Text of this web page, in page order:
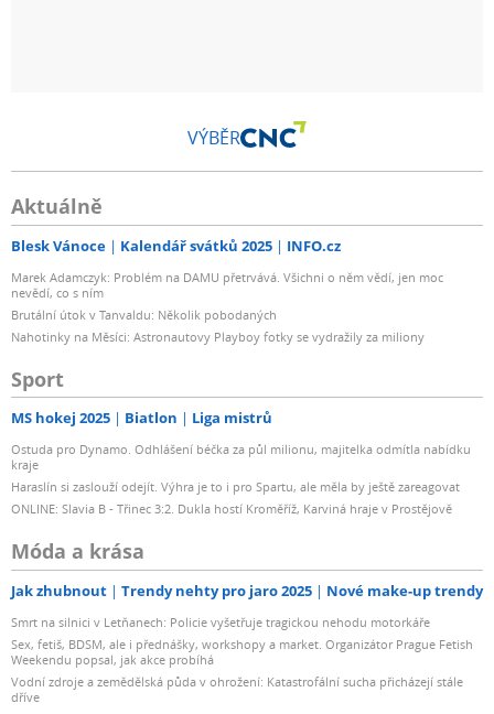
VÝBĚR
Aktuálně
Blesk Vánoce Kalendář svátků 2025 INFO.cz
Marek Adamczyk: Problém na DAMU přetrvává. Všichni o něm vědí, jen moc
nevědí, co s ním
Brutální útok v Tanvaldu: Několik pobodaných
Nahotinky na Měsíci: Astronautovy Playboy fotky se vydražily za miliony
Sport
MS hokej 2025 Biatlon Liga mistrů
Ostuda pro Dynamo. Odhlášení béčka za půl milionu, majitelka odmítla nabídku
kraje
Haraslín si zaslouží odejít. Výhra je to i pro Spartu, ale měla by ještě zareagovat
ONLINE: Slavia B - Třinec 3:2. Dukla hostí Kroměříž, Karviná hraje v Prostějově
Móda a krása
Jak zhubnout Trendy nehty pro jaro 2025 Nové make-up trendy
Smrt na silnici v Letňanech: Policie vyšetřuje tragickou nehodu motorkáře
Sex, fetiš, BDSM, ale i přednášky, workshopy a market. Organizátor Prague Fetish
Weekendu popsal, jak akce probíhá
Vodní zdroje a zemědělská půda v ohrožení: Katastrofální sucha přicházejí stále
dříve